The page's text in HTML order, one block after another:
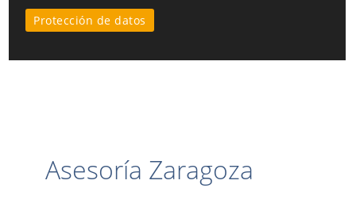
Protección de datos
Asesoría Zaragoza